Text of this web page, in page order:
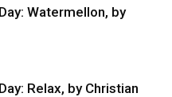
Watermellon, by
Relax, by Christian